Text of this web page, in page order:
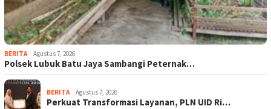
BERITA Agustus 7, 2026
Polsek Lubuk Batu Jaya Sambangi Peternak…
BERITA Agustus 7, 2026
Perkuat Transformasi Layanan, PLN UID Ri…